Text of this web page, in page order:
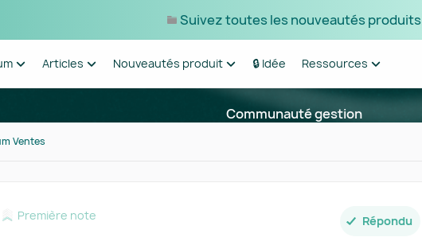
Suivez toutes les nouveautés produits
Articles Nouveautés produit 🔒 Idée Ressources
Communauté gestion
Ventes
Première note Répondu